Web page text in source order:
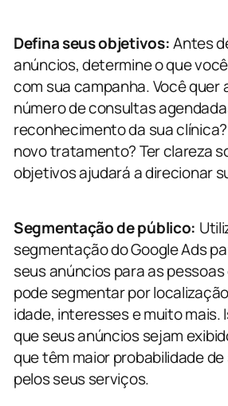
Defina seus objetivos:Antes
anúncios, determine o que
com sua campanha. Você quer
número de consultas
reconhecimento da sua
novo tratamento? Ter clareza
objetivos ajudará a direcionar
Segmentação de público:
segmentação do Google Ads
seus anúncios para as
pode segmentar por
idade, interesses e muito mais.
que seus anúncios sejam
que têm maior probabilidade
pelos seus serviços.